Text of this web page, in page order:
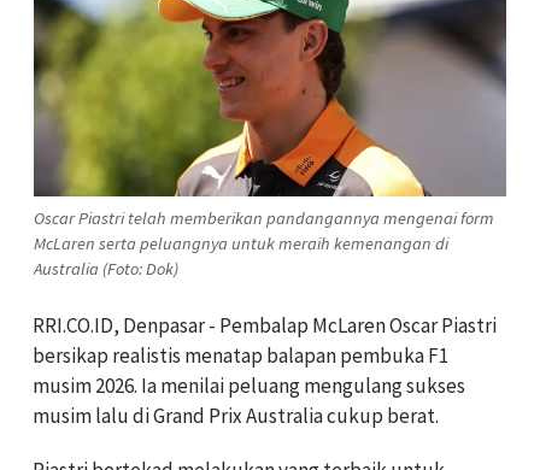
Oscar Piastri telah memberikan pandangannya mengenai form
McLaren serta peluangnya untuk meraih kemenangan di
Australia (Foto: Dok)
RRI.CO.ID, Denpasar - Pembalap McLaren Oscar Piastri
bersikap realistis menatap balapan pembuka F1
musim 2026. Ia menilai peluang mengulang sukses
musim lalu di Grand Prix Australia cukup berat.